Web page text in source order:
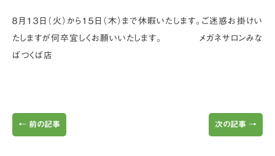
８月１３日（火）から１５日（木）まで休暇いたします。ご迷惑お掛けい
たしますが何卒宜しくお願いいたします。 メガネサロンみな
ばつくば店
← 前の記事 次の記事 →